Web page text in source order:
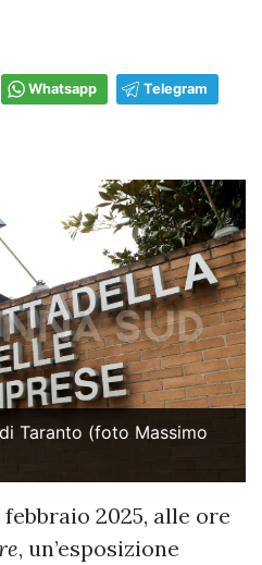
Whatsapp Telegram
Taranto (foto Massimo
2025, alle ore
, un’esposizione